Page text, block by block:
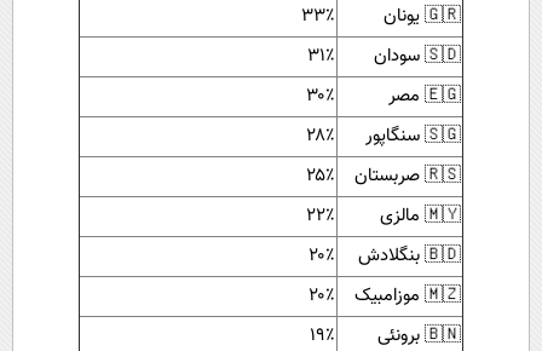
🇬🇷 یونان
۳۳٪
🇸🇩 سودان
۳۱٪
🇪🇬 مصر
۳۰٪
🇸🇬 سنگاپور
۲۸٪
🇷🇸 صربستان
۲۵٪
🇲🇾 مالزی
۲۲٪
🇧🇩 بنگلادش
۲۰٪
🇲🇿 موزامبیک
۲۰٪
🇧🇳 برونئی
۱۹٪